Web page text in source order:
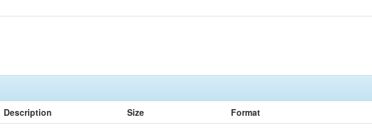
Description Size
Format